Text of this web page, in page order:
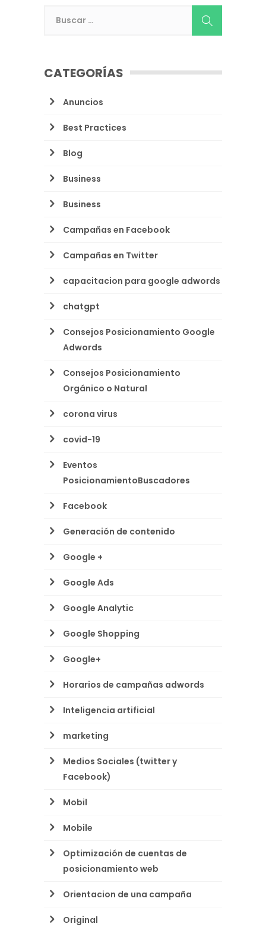
CATEGORÍAS
Anuncios
Best Practices
Blog
Business
Business
Campañas en Facebook
Campañas en Twitter
capacitacion para google adwords
chatgpt
Consejos Posicionamiento Google
Adwords
Consejos Posicionamiento
Orgánico o Natural
corona virus
covid-19
Eventos
PosicionamientoBuscadores
Facebook
Generación de contenido
Google +
Google Ads
Google Analytic
Google Shopping
Google+
Horarios de campañas adwords
Inteligencia artificial
marketing
Medios Sociales (twitter y
Facebook)
Mobil
Mobile
Optimización de cuentas de
posicionamiento web
Orientacion de una campaña
Original